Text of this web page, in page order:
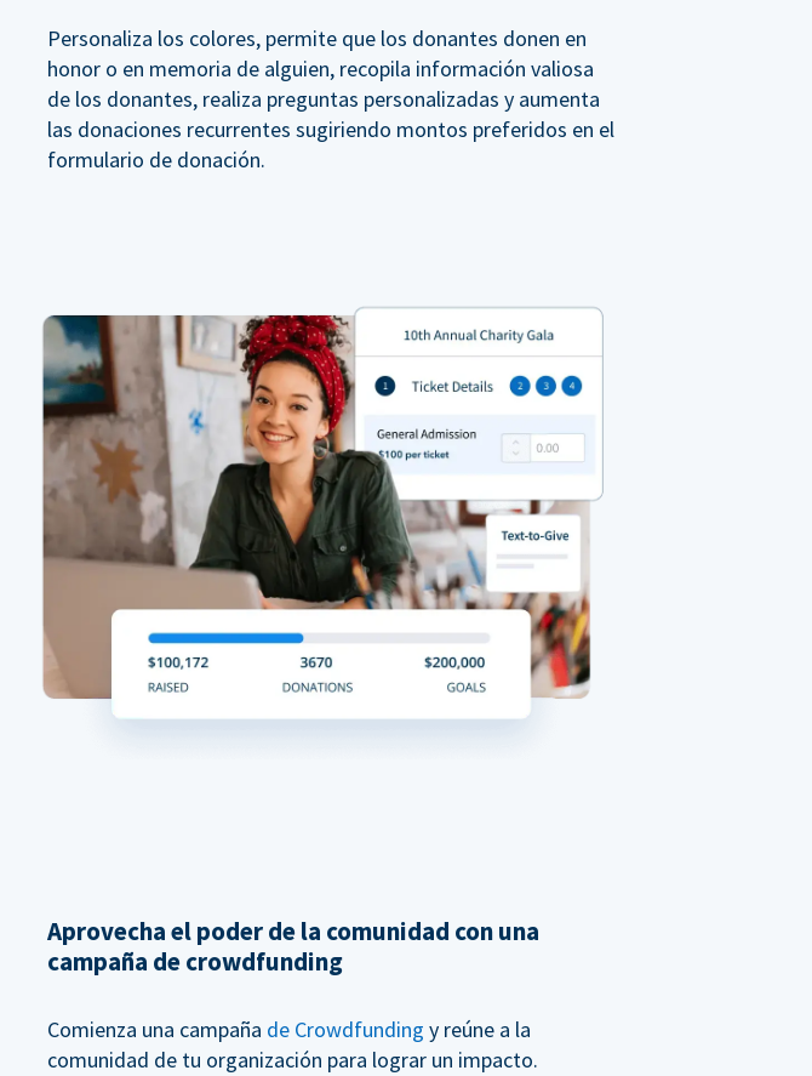
Personaliza los colores, permite que los donantes donen en
honor o en memoria de alguien, recopila información valiosa
de los donantes, realiza preguntas personalizadas y aumenta
las donaciones recurrentes sugiriendo montos preferidos en el
formulario de donación.
Aprovecha el poder de la comunidad con una
campaña de crowdfunding
Comienza una campaña de Crowdfunding y reúne a la
comunidad de tu organización para lograr un impacto.